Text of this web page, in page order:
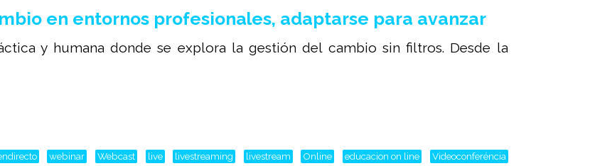
en entornos profesionales, adaptarse para avanzar
y humana donde se explora la gestión del cambio sin filtros. Desde la
webinar Webcast live livestreaming livestream Online educacion on line Videoconferéncia